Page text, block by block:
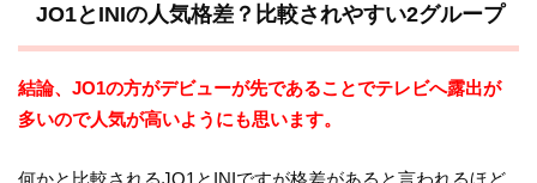
JO1とINIの人気格差？比較されやすい2グループ
結論、JO1の方がデビューが先であることでテレビへ露出が
多いので人気が高いようにも思います。